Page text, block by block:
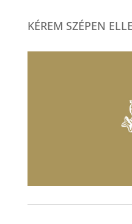
KÉREM SZÉPEN